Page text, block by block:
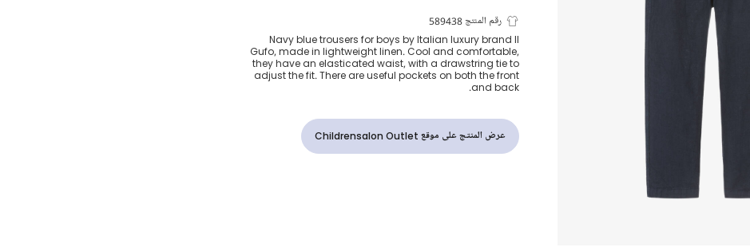
بنطلون كتان لون كحلي
للأولاد
رقم المنتج 589438
Navy blue trousers for boys by Italian luxury brand Il
Gufo, made in lightweight linen. Cool and comfortable,
they have an elasticated waist, with a drawstring tie to
adjust the fit. There are useful pockets on both the front
and back.
عرض المنتج على موقع Childrensalon Outlet